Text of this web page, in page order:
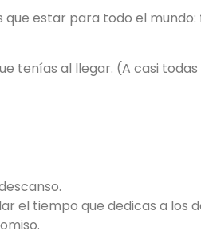
que estar para todo el mundo:
tenías al llegar. (A casi todas
el tiempo que dedicas a los